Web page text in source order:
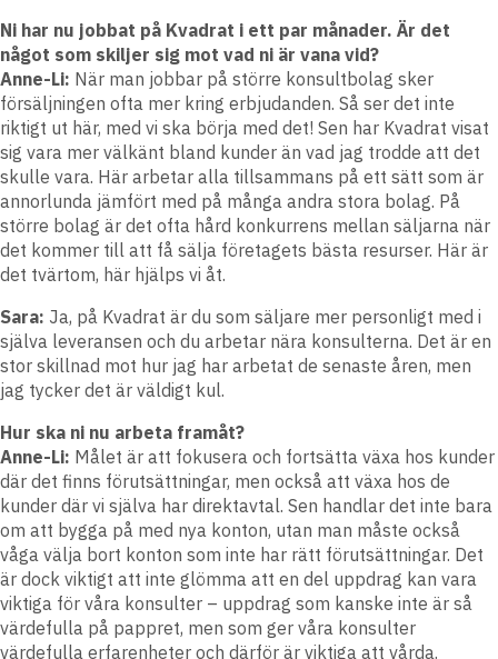
Ni har nu jobbat på Kvadrat i ett par månader. Är det
något som skiljer sig mot vad ni är vana vid?
Anne-Li: När man jobbar på större konsultbolag sker
försäljningen ofta mer kring erbjudanden. Så ser det inte
riktigt ut här, med vi ska börja med det! Sen har Kvadrat visat
sig vara mer välkänt bland kunder än vad jag trodde att det
skulle vara. Här arbetar alla tillsammans på ett sätt som är
annorlunda jämfört med på många andra stora bolag. På
större bolag är det ofta hård konkurrens mellan säljarna när
det kommer till att få sälja företagets bästa resurser. Här är
det tvärtom, här hjälps vi åt.
Sara: Ja, på Kvadrat är du som säljare mer personligt med i
själva leveransen och du arbetar nära konsulterna. Det är en
stor skillnad mot hur jag har arbetat de senaste åren, men
jag tycker det är väldigt kul.
Hur ska ni nu arbeta framåt?
Anne-Li: Målet är att fokusera och fortsätta växa hos kunder
där det finns förutsättningar, men också att växa hos de
kunder där vi själva har direktavtal. Sen handlar det inte bara
om att bygga på med nya konton, utan man måste också
våga välja bort konton som inte har rätt förutsättningar. Det
är dock viktigt att inte glömma att en del uppdrag kan vara
viktiga för våra konsulter – uppdrag som kanske inte är så
värdefulla på pappret, men som ger våra konsulter
värdefulla erfarenheter och därför är viktiga att vårda.